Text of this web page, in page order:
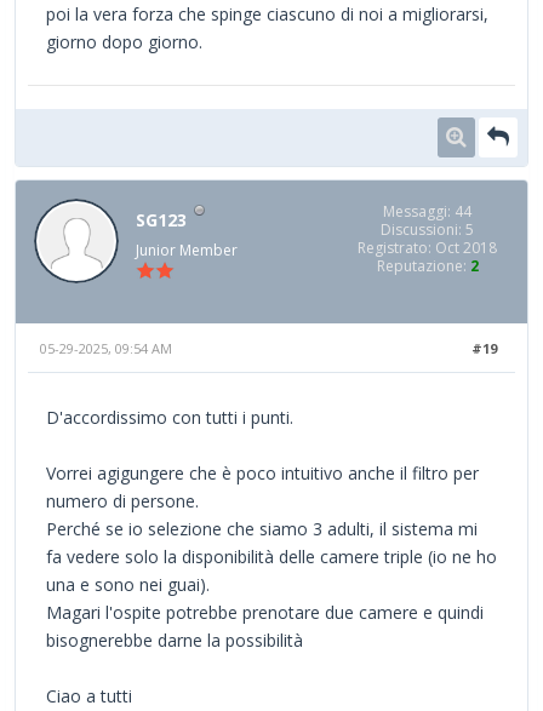
poi la vera forza che spinge ciascuno di noi a migliorarsi,
giorno dopo giorno.
SG123
Junior Member
Messaggi: 44
Discussioni: 5
Registrato: Oct 2018
Reputazione: 2
#19
05-29-2025, 09:54 AM
D'accordissimo con tutti i punti.
Vorrei agigungere che è poco intuitivo anche il filtro per
numero di persone.
Perché se io selezione che siamo 3 adulti, il sistema mi
fa vedere solo la disponibilità delle camere triple (io ne ho
una e sono nei guai).
Magari l'ospite potrebbe prenotare due camere e quindi
bisognerebbe darne la possibilità
Ciao a tutti